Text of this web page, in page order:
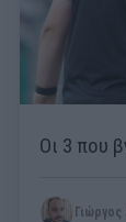
Οι 3 που